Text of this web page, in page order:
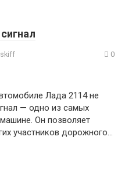
0
Лада 2114 не
— одно из самых
Он позволяет
участников дорожного…